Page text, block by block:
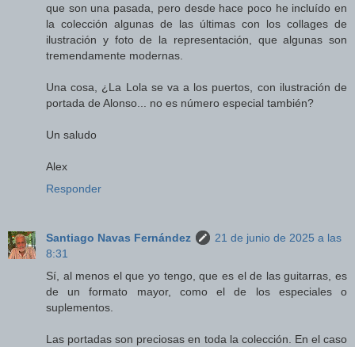
que son una pasada, pero desde hace poco he incluído en
la colección algunas de las últimas con los collages de
ilustración y foto de la representación, que algunas son
tremendamente modernas.
Una cosa, ¿La Lola se va a los puertos, con ilustración de
portada de Alonso... no es número especial también?
Un saludo
Alex
Responder
Santiago Navas Fernández
21 de junio de 2025 a las
8:31
Sí, al menos el que yo tengo, que es el de las guitarras, es
de un formato mayor, como el de los especiales o
suplementos.
Las portadas son preciosas en toda la colección. En el caso